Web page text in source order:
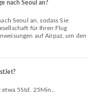
nach Seoul an?
für Ihren Flug
auf Airpaz, um den
etwa 5Std. 25Min..